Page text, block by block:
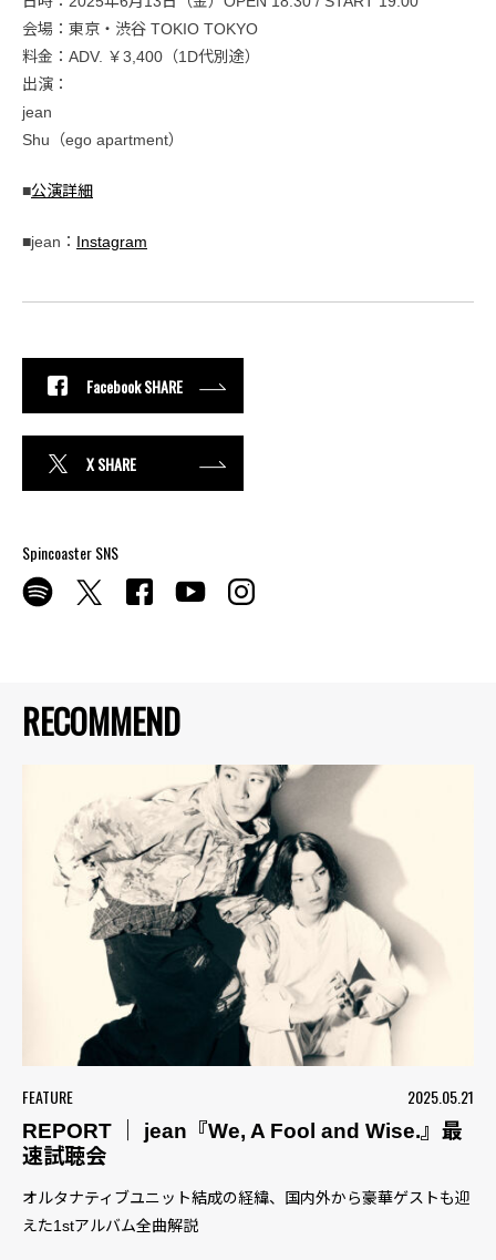
RECOMMEND
FEATURE
2025.05.21
REPORT ｜ jean『We, A Fool and Wise.』最
速試聴会
オルタナティブユニット結成の経緯、国内外から豪華ゲストも迎
えた1stアルバム全曲解説
会場：東京・渋谷 TOKIO TOKYO
料金：ADV. ￥3,400（1D代別途）
出演：
jean
Shu（ego apartment）
■公演詳細
■jean： Instagram
Facebook SHARE
X SHARE
Spincoaster SNS